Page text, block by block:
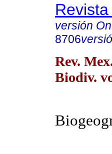
versión
8706
Rev.
Biodiv.